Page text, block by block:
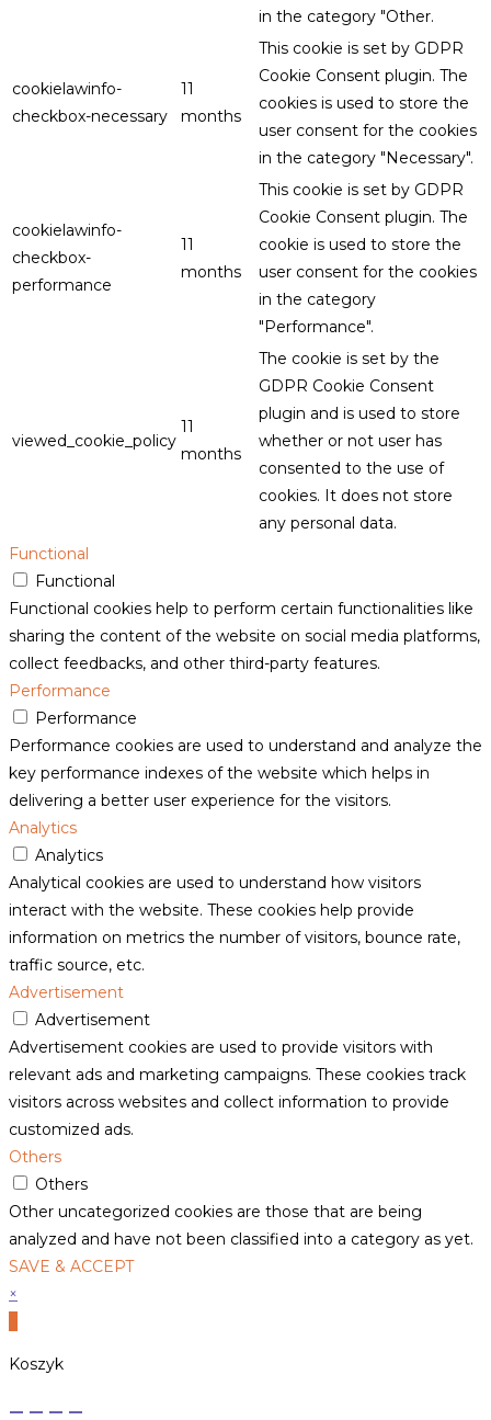
in the category "Other.
cookielawinfo-
checkbox-necessary
11
months
This cookie is set by GDPR
Cookie Consent plugin. The
cookies is used to store the
user consent for the cookies
in the category "Necessary".
cookielawinfo-
checkbox-
performance
11
months
This cookie is set by GDPR
Cookie Consent plugin. The
cookie is used to store the
user consent for the cookies
in the category
"Performance".
viewed_cookie_policy
11
months
The cookie is set by the
GDPR Cookie Consent
plugin and is used to store
whether or not user has
consented to the use of
cookies. It does not store
any personal data.
Functional
Functional
Functional cookies help to perform certain functionalities like
sharing the content of the website on social media platforms,
collect feedbacks, and other third-party features.
Performance
Performance
Performance cookies are used to understand and analyze the
key performance indexes of the website which helps in
delivering a better user experience for the visitors.
Analytics
Analytics
Analytical cookies are used to understand how visitors
interact with the website. These cookies help provide
information on metrics the number of visitors, bounce rate,
traffic source, etc.
Advertisement
Advertisement
Advertisement cookies are used to provide visitors with
relevant ads and marketing campaigns. These cookies track
visitors across websites and collect information to provide
customized ads.
Others
Others
Other uncategorized cookies are those that are being
analyzed and have not been classified into a category as yet.
SAVE & ACCEPT
×
Koszyk